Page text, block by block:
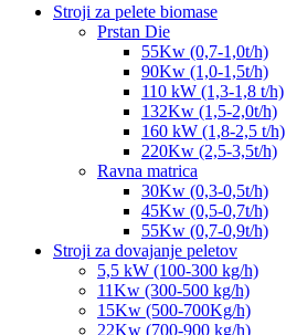
Stroji za pelete biomase
Prstan Die
55Kw (0,7-1,0t/h)
90Kw (1,0-1,5t/h)
110 kW (1,3-1,8 t/h)
132Kw (1,5-2,0t/h)
160 kW (1,8-2,5 t/h)
220Kw (2,5-3,5t/h)
Ravna matrica
30Kw (0,3-0,5t/h)
45Kw (0,5-0,7t/h)
55Kw (0,7-0,9t/h)
Stroji za dovajanje peletov
5,5 kW (100-300 kg/h)
11Kw (300-500 kg/h)
15Kw (500-700Kg/h)
22Kw (700-900 kg/h)